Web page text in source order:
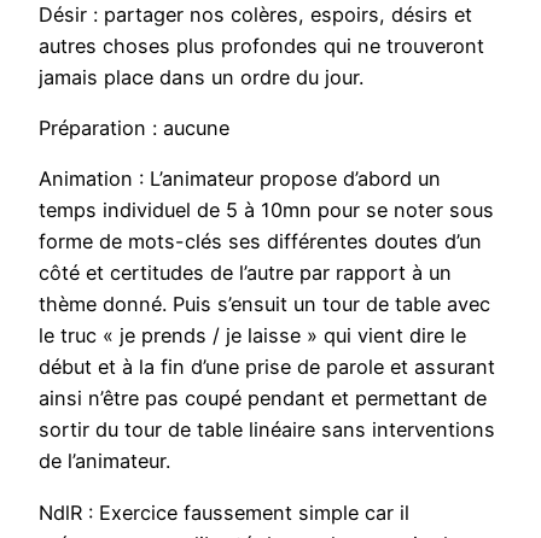
Désir : partager nos colères, espoirs, désirs et
autres choses plus profondes qui ne trouveront
jamais place dans un ordre du jour.
Préparation : aucune
Animation : L’animateur propose d’abord un
temps individuel de 5 à 10mn pour se noter sous
forme de mots-clés ses différentes doutes d’un
côté et certitudes de l’autre par rapport à un
thème donné. Puis s’ensuit un tour de table avec
le truc « je prends / je laisse » qui vient dire le
début et à la fin d’une prise de parole et assurant
ainsi n’être pas coupé pendant et permettant de
sortir du tour de table linéaire sans interventions
de l’animateur.
NdlR : Exercice faussement simple car il